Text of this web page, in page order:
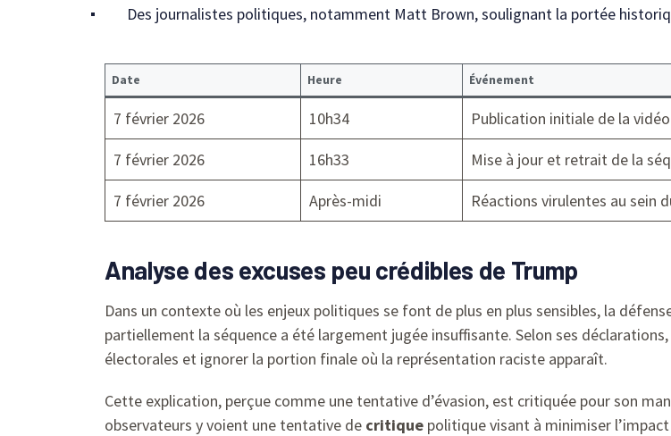
Des journalistes politiques, notamment Matt Brown, soulignant la portée
Date Heure Événement
7 février 2026 10h34
Publication initiale de la
7 février 2026
16h33
Mise à jour et retrait de la
7 février 2026
Après-midi Réactions virulentes au sein
Analyse des excuses peu crédibles de Trump
Dans un contexte où les enjeux politiques se font de plus en plus sensibles, la
partiellement la séquence a été largement jugée insuffisante. Selon ses
électorales et ignorer la portion finale où la représentation raciste apparaît.
Cette explication, perçue comme une tentative d’évasion, est critiquée pour son
observateurs y voient une tentative de critique politique visant à minimiser